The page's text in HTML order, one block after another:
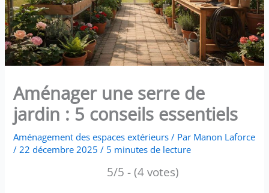
Aménager une serre de
jardin : 5 conseils essentiels
Aménagement des espaces extérieurs / Par Manon Laforce
/22 décembre 2025/ 5 minutes de lecture
5/5 - (4 votes)